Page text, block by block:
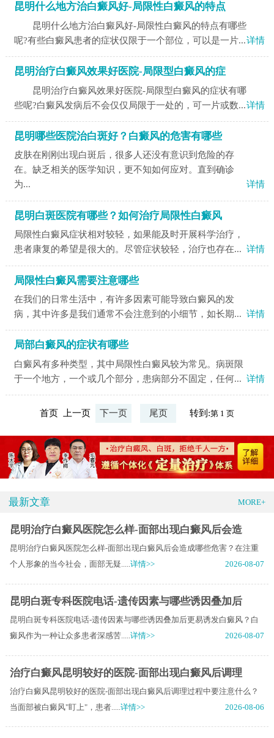
昆明什么地方治白癜风好-局限性白癜风的特点
昆明什么地方治白癜风好-局限性白癜风的特点有哪些
呢?有些白癜风患者的症状仅限于一个部位，可以是一片...详情
昆明治疗白癜风效果好医院-局限型白癜风的症
昆明治疗白癜风效果好医院-局限型白癜风的症状有哪
些呢?白癜风发病后不会仅仅局限于一处的，可一片或数...详情
昆明哪些医院治白斑好？白癜风的危害有哪些
皮肤在刚刚出现白斑后，很多人还没有意识到危险的存
在。缺乏相关的医学知识，更不知如何应对。直到确诊
为...
详情
昆明白斑医院有哪些？如何治疗局限性白癜风
局限性白癜风症状相对较轻，如果能及时开展科学治疗，
患者康复的希望是很大的。尽管症状较轻，治疗也存在... 详情
局限性白癜风需要注意哪些
在我们的日常生活中，有许多因素可能导致白癜风的发
病，其中许多是我们通常不会注意到的小细节，如长期... 详情
局部白癜风的症状有哪些
白癜风有多种类型，其中局限性白癜风较为常见。病斑限
于一个地方，一个或几个部分，患病部分不固定，任何... 详情
首页 上一页 下一页 尾页 转到:
最新文章 MORE+
昆明治疗白癜风医院怎么样-面部出现白癜风后会造
昆明治疗白癜风医院怎么样-面部出现白癜风后会造成哪些危害？在注重
个人形象的当今社会，面部无疑.....详情>> 2026-08-07
昆明白斑专科医院电话-遗传因素与哪些诱因叠加后
昆明白斑专科医院电话-遗传因素与哪些诱因叠加后更易诱发白癜风？白
癜风作为一种让众多患者深感苦.....详情>> 2026-08-07
治疗白癜风昆明较好的医院-面部出现白癜风后调理
治疗白癜风昆明较好的医院-面部出现白癜风后调理过程中要注意什么？
当面部被白癜风"盯上"，患者.....详情>> 2026-08-06